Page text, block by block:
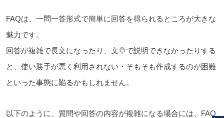
FAQは、一問一答形式で簡単に回答を得られるところが大きな
魅力です。
回答が複雑で長文になったり、文章で説明できなかったりする
と、使い勝手が悪く利用されない・そもそも作成するのが困難
といった事態に陥るかもしれません。
以下のように、質問や回答の内容が複雑になる場合には、FAQ